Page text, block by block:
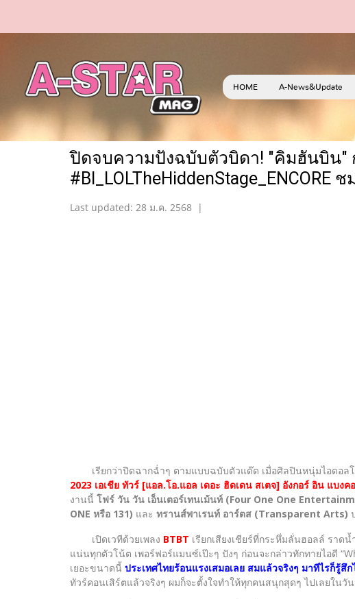
HOME A-News&Update
ปิดจบความปังฉบับตัวบิดา! "คิมฮันบิน"
Last updated: 28 ม.ค. 2568 |
เรียกว่าปิดฉากฉ่ำๆ ตามแบบฉบับตัวแด๊ด เมื่อศิลปินหนุ่มไอดอลโ
2023 เอเชีย ทัวร์ [แอล.โอ.แอล เดอะ ฮิดเดน สเตจ] อังกอร์ อิน แบงค
งานนี้ โฟร์ วัน วัน เอ็นเตอร์เทนเม้นท์ (Four One One
ONE หรือ 131) และ ทรานส์พาเรนท์ อาร์ตส (Transparent Arts)
เปิดเวทีด้วยเพลง BTBT เรียกเสียงเชียร์ที่กระหึ่มลั่นฮอลล์ ราด
แน่นทุกตัวโน้ต เพอร์ฟอร์แมนซ์เป๊ะๆ ปังๆ ก่อนจะกล่าวทักทายไอดี
เยอะขนาดนี้ ประเทศไทยร้อนแรงเสมอเลย สมแล้วจริงๆ มาทีไรก็รู้
ทัวร์คอนเสิร์ตแล้วจริงๆ ผมก็จะตั้งใจทำให้ทุกคนสนุกสุดๆ ไปเลยใน